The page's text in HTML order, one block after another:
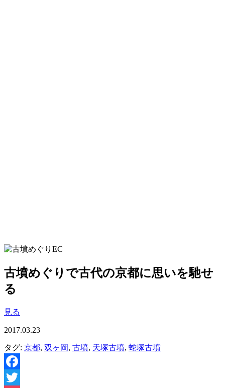
古墳めぐりで古代の京都に思いを馳せ
る
見る
2017.03.23
タグ: 京都, 双ヶ岡, 古墳, 天塚古墳, 蛇塚古墳
Facebook